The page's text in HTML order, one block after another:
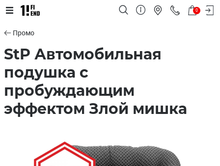
0
Промо
StP Автомобильная
подушка с
пробуждающим
эффектом Злой мишка